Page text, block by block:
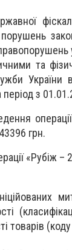
та
період з
грн.
«Рубіж –
товарів